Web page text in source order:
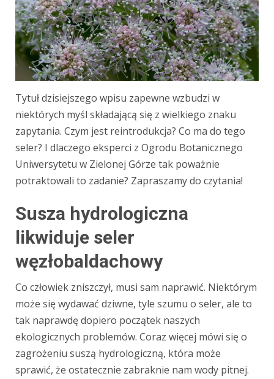
Tytuł dzisiejszego wpisu zapewne wzbudzi w
niektórych myśl składającą się z wielkiego znaku
zapytania. Czym jest reintrodukcja? Co ma do tego
seler? I dlaczego eksperci z Ogrodu Botanicznego
Uniwersytetu w Zielonej Górze tak poważnie
potraktowali to zadanie? Zapraszamy do czytania!
Susza hydrologiczna
likwiduje seler
węzłobaldachowy
Co człowiek zniszczył, musi sam naprawić. Niektórym
może się wydawać dziwne, tyle szumu o seler, ale to
tak naprawdę dopiero początek naszych
ekologicznych problemów. Coraz więcej mówi się o
zagrożeniu suszą hydrologiczną, która może
sprawić, że ostatecznie zabraknie nam wody pitnej.